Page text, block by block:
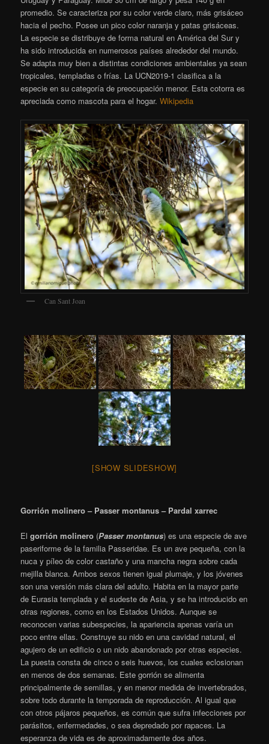
promedio. Se caracteriza por su color verde claro, más grisáceo
hacia el pecho. Posee un pico color naranja y patas grisáceas.
La especie se distribuye de forma natural en América del Sur y
ha sido introducida en numerosos países alrededor del mundo.
Se adapta muy bien a distintas condiciones ambientales ya sean
tropicales, templadas o frías. La UCN2019-1 clasifica a la
especie en su categoría de preocupación menor. Esta cotorra es
apreciada como mascota para el hogar.Wikipedia
Can Sant Joan
[SHOW SLIDESHOW]
Gorrión molinero – Passer montanus – Pardal xarrec
Elgorrión molinero (Passer montanus) es una especie de ave
paseriforme de la familia Passeridae. Es un ave pequeña, con la
nuca y píleo de color castaño y una mancha negra sobre cada
mejilla blanca. Ambos sexos tienen igual plumaje, y los jóvenes
son una versión más clara del adulto. Habita en la mayor parte
de Eurasia templada y el sudeste de Asia, y se ha introducido en
otras regiones, como en los Estados Unidos. Aunque se
reconocen varias subespecies, la apariencia apenas varía un
poco entre ellas. Construye su nido en una cavidad natural, el
agujero de un edificio o un nido abandonado por otras especies.
La puesta consta de cinco o seis huevos, los cuales eclosionan
en menos de dos semanas. Este gorrión se alimenta
principalmente de semillas, y en menor medida de invertebrados,
sobre todo durante la temporada de reproducción. Al igual que
con otros pájaros pequeños, es común que sufra infecciones por
parásitos, enfermedades, o sea depredado por rapaces. La
esperanza de vida es de aproximadamente dos años.